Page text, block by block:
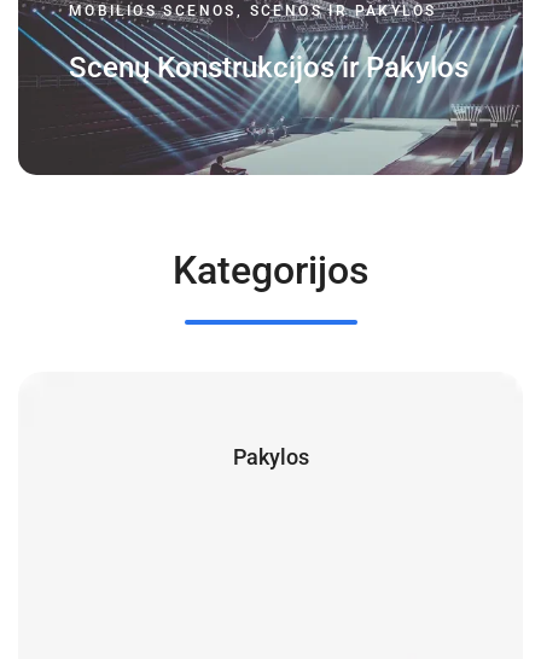
MOBILIOS SCENOS, SCENOS IR PAKYLOS
Scenų Konstrukcijos ir Pakylos
Kategorijos
Pakylos